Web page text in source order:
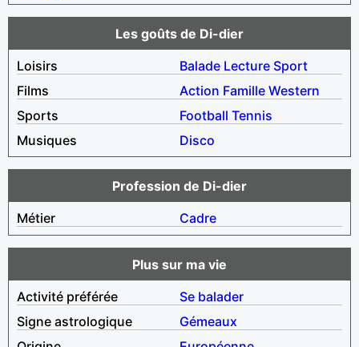
Les goûts de Di-dier
Loisirs
Balade Lecture Sport
Films
Action Famille Western
Sports
Football Tennis
Musiques
Disco
Profession de Di-dier
Métier
Cadre
Plus sur ma vie
Activité préférée
Se balader
Signe astrologique
Gémeaux